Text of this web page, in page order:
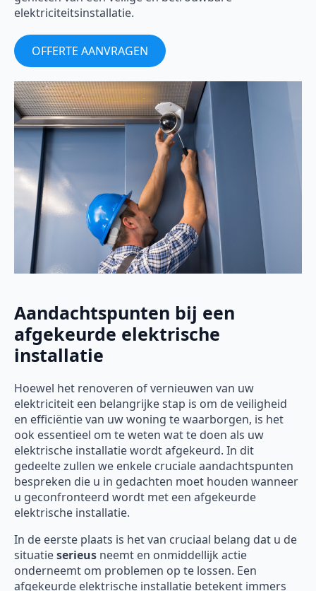
elektriciteitsinstallatie.
OFFERTE AANVRAGEN
Aandachtspunten bij een
afgekeurde elektrische
installatie
Hoewel het renoveren of vernieuwen van uw
elektriciteit een belangrijke stap is om de veiligheid
en efficiëntie van uw woning te waarborgen, is het
ook essentieel om te weten wat te doen als uw
elektrische installatie wordt afgekeurd. In dit
gedeelte zullen we enkele cruciale aandachtspunten
bespreken die u in gedachten moet houden wanneer
u geconfronteerd wordt met een afgekeurde
elektrische installatie.
In de eerste plaats is het van cruciaal belang dat u de
situatieserieus neemt en onmiddellijk actie
onderneemt om problemen op te lossen. Een
afgekeurde elektrische installatie betekent immers